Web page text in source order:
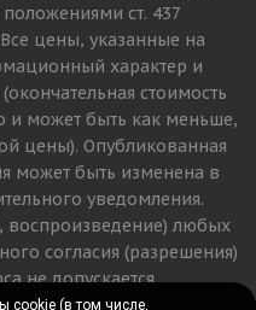
ст. 437
цены, указанные на
характер и
стоимость
и может быть как меньше,
цены). Опубликованная
может быть изменена в
уведомления.
воспроизведение) любых
согласия (разрешения)
не допускается.
cookie (в том числе,
cookie (в том числе,